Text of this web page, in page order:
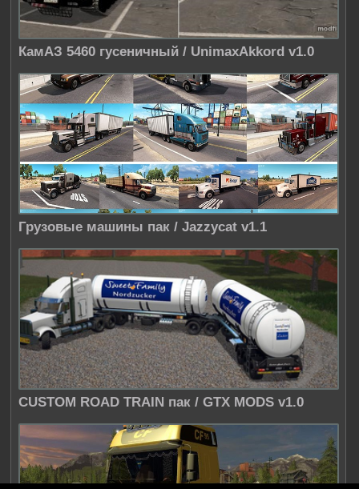
КамАЗ 5460 гусеничный / UnimaxAkkord v1.0
Грузовые машины пак / Jazzycat v1.1
CUSTOM ROAD TRAIN пак / GTX MODS v1.0